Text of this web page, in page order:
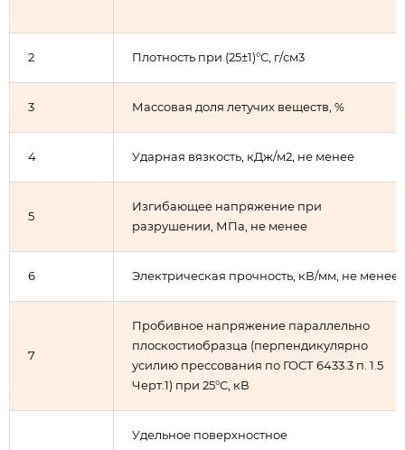
2 Плотность при (25±1)°С, г/см3
3 Массовая доля летучих веществ, %
4 Ударная вязкость, кДж/м2, не менее
5
Изгибающее напряжение при
разрушении, МПа, не менее
6 Электрическая прочность, кВ/мм, не менее
7
Пробивное напряжение параллельно
плоскостиобразца (перпендикулярно
усилию прессования по ГОСТ 6433.3 п. 1.5
Черт.1) при 25°С, кВ
Удельное поверхностное